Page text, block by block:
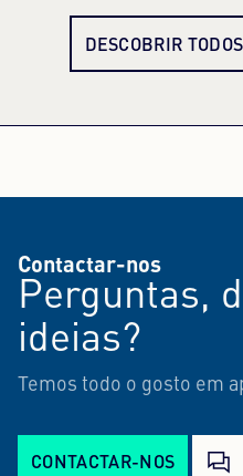
DESCOBRIR
Contactar-nos
Perguntas,
ideias?
Temos todo o gosto em
CONTACTAR-NOS